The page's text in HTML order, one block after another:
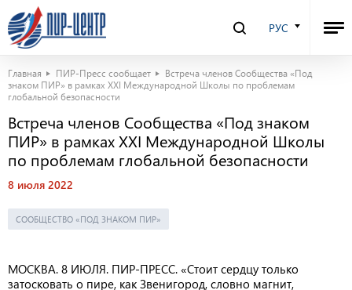
РУС
Главная ПИР-Пресс сообщает
Встреча членов Сообщества «Под
знаком ПИР» в рамках XXI Международной Школы по проблемам
глобальной безопасности
Встреча членов Сообщества «Под знаком
ПИР» в рамках XXI Международной Школы
по проблемам глобальной безопасности
8 июля 2022
СООБЩЕСТВО «ПОД ЗНАКОМ ПИР»
МОСКВА. 8 ИЮЛЯ. ПИР-ПРЕСС. «Стоит сердцу только
затосковать о пире, как Звенигород, словно магнит,